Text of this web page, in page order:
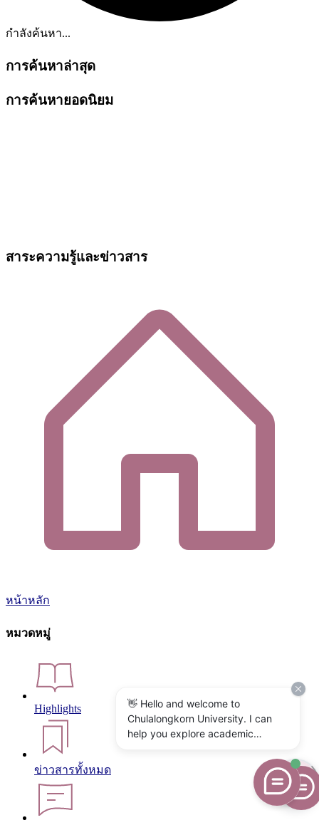
กำลังค้นหา...
การค้นหาล่าสุด
การค้นหายอดนิยม
สาระความรู้และข่าวสาร
หน้าหลัก
หมวดหมู่
Highlights
ข่าวสารทั้งหมด
👋 Hello and welcome to
Chulalongkorn University. I can
help you explore academic